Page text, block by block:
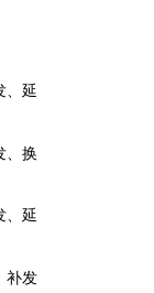
、延
、换
、延
补发